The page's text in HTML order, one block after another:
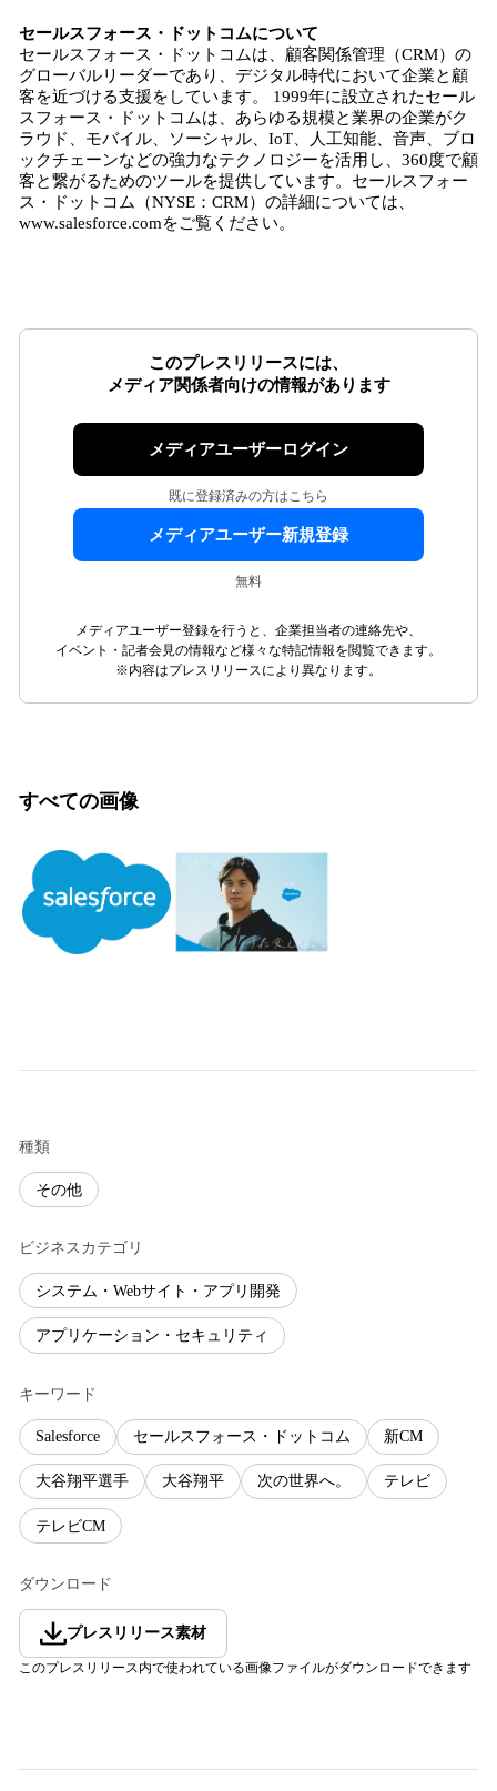
セールスフォース・ドットコムについて
セールスフォース・ドットコムは、顧客関係管理（CRM）の
グローバルリーダーであり、デジタル時代において企業と顧
客を近づける支援をしています。 1999年に設立されたセール
スフォース・ドットコムは、あらゆる規模と業界の企業がク
ラウド、モバイル、ソーシャル、IoT、人工知能、音声、ブロ
ックチェーンなどの強力なテクノロジーを活用し、360度で顧
客と繋がるためのツールを提供しています。セールスフォー
ス・ドットコム（NYSE：CRM）の詳細については、
www.salesforce.comをご覧ください。
このプレスリリースには、
メディア関係者向けの情報があります
メディアユーザーログイン
既に登録済みの方はこちら
メディアユーザー新規登録
無料
メディアユーザー登録を行うと、企業担当者の連絡先や、
イベント・記者会見の情報など様々な特記情報を閲覧できます。
※内容はプレスリリースにより異なります。
すべての画像
種類
その他
ビジネスカテゴリ
システム・Webサイト・アプリ開発
アプリケーション・セキュリティ
キーワード
Salesforce セールスフォース・ドットコム 新CM
大谷翔平選手 大谷翔平 次の世界へ。 テレビ
テレビCM
ダウンロード
プレスリリース素材
このプレスリリース内で使われている画像ファイルがダウンロードできます